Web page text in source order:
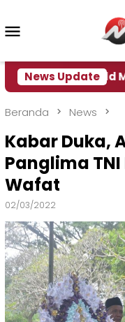
konten
News Update
World
Beranda News
Kabar Duka,
Panglima
Wafat
02/03/2022